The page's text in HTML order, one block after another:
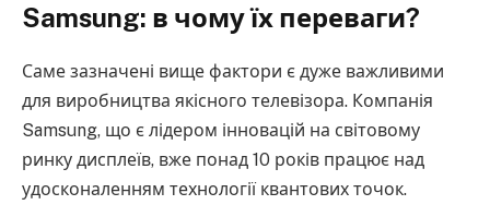
Samsung: в чому їх переваги?
Саме зазначені вище фактори є дуже важливими
для виробництва якісного телевізора. Компанія
Samsung, що є лідером інновацій на світовому
ринку дисплеїв, вже понад 10 років працює над
удосконаленням технології квантових точок.